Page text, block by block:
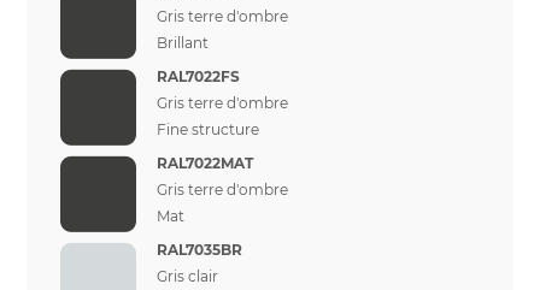
Gris terre d'ombre
Brillant
RAL7022FS
Gris terre d'ombre
Fine structure
RAL7022MAT
Gris terre d'ombre
Mat
RAL7035BR
Gris clair